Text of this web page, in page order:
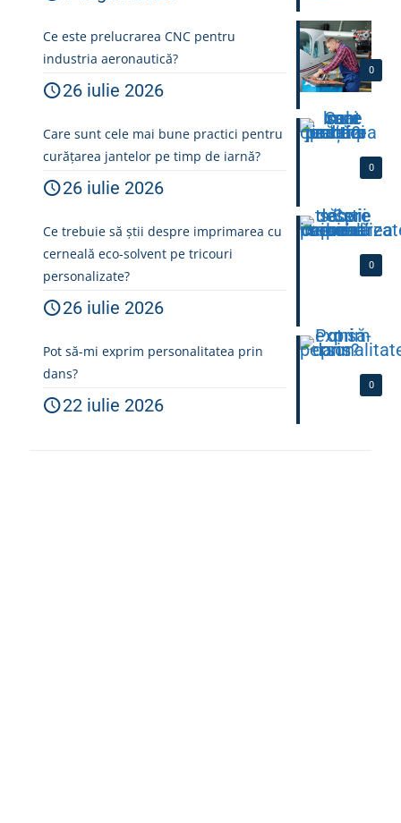
0
Ce este prelucrarea CNC pentru
industria aeronautică?
26 iulie 2026
0
Care sunt cele mai bune practici pentru
curățarea jantelor pe timp de iarnă?
26 iulie 2026
0
Ce trebuie să știi despre imprimarea cu
cerneală eco-solvent pe tricouri
personalizate?
26 iulie 2026
0
Pot să-mi exprim personalitatea prin
dans?
22 iulie 2026